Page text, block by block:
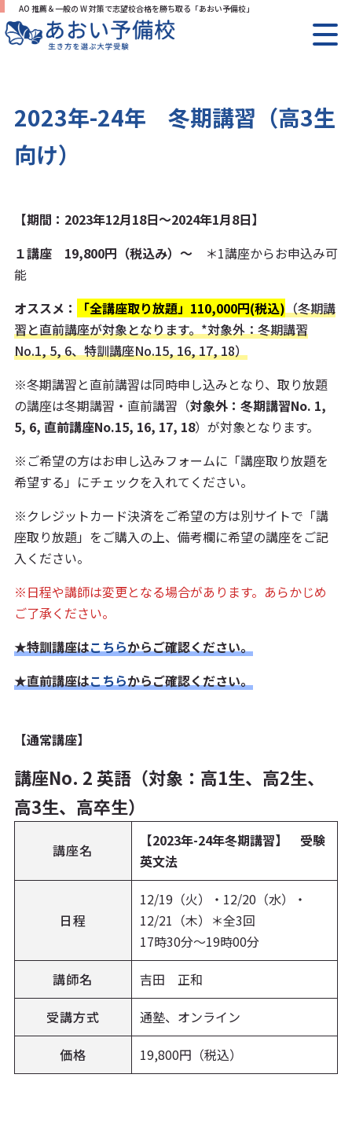
AO 推薦＆一般の W 対策で志望校合格を勝ち取る「あおい予備校」
2023年-24年 冬期講習（高3生
向け）
【期間：2023年12月18日～2024年1月8日】
１講座 19,800円（税込み）〜＊1講座からお申込み可
能
オススメ：
「全講座取り放題」110,000円(税込)（冬期講
習と直前講座が対象となります。*対象外：冬期講習
No.1, 5, 6、特訓講座No.15, 16, 17, 18）
※冬期講習と直前講習は同時申し込みとなり、取り放題
の講座は冬期講習・直前講習（対象外：冬期講習No. 1,
5, 6, 直前講座No.15, 16, 17, 18）が対象となります。
※ご希望の方はお申し込みフォームに「講座取り放題を
希望する」にチェックを入れてください。
※クレジットカード決済をご希望の方は別サイトで「講
座取り放題」をご購入の上、備考欄に希望の講座をご記
入ください。
※日程や講師は変更となる場合があります。あらかじめ
ご了承ください。
★特訓講座はこちらからご確認ください。
★直前講座はこちらからご確認ください。
【通常講座】
講座No. 2 英語（対象：高1生、高2生、
高3生、高卒生）
講座名
【2023年-24年冬期講習】 受験
英文法
日程
12/19（火）・12/20（水）・
12/21（木）＊全3回
17時30分～19時00分
講師名
吉田 正和
受講方式
通塾、オンライン
価格
19,800円（税込）